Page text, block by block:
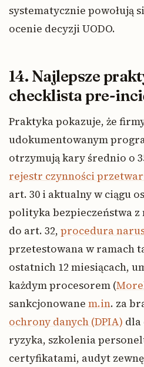
systematycznie powołują
ocenie decyzji UODO.
14. Najlepsze
checklista pre-
Praktyka pokazuje, że
udokumentowanym
otrzymują kary średnio o
rejestr czynności
art. 30 i aktualny w ciągu
polityka bezpieczeństwa z
do art. 32, procedura
przetestowana w ramach
ostatnich 12 miesiącach,
każdym procesorem (
sankcjonowane m.in. za
ochrony danych (DPIA) dla
ryzyka, szkolenia
certyfikatami, audyt